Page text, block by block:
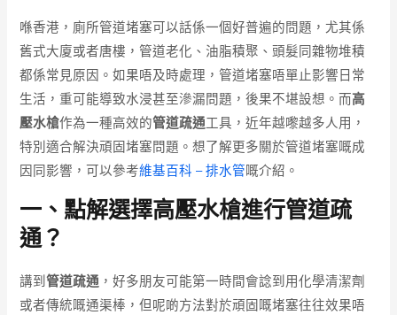
喺香港，廁所管道堵塞可以話係一個好普遍的問題，尤其係
舊式大廈或者唐樓，管道老化、油脂積聚、頭髮同雜物堆積
都係常見原因。如果唔及時處理，管道堵塞唔單止影響日常
生活，重可能導致水浸甚至滲漏問題，後果不堪設想。而高
壓水槍作為一種高效的管道疏通工具，近年越嚟越多人用，
特別適合解決頑固堵塞問題。想了解更多關於管道堵塞嘅成
因同影響，可以參考維基百科 – 排水管嘅介紹。
一、點解選擇高壓水槍進行管道疏
通？
講到管道疏通 ，好多朋友可能第一時間會諗到用化學清潔劑
或者傳統嘅通渠棒，但呢啲方法對於頑固嘅堵塞往往效果唔